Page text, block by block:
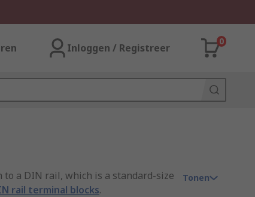
Inloggen / Registreer
0
a DIN rail, which is a standard-size
rail terminal blocks.
Tonen